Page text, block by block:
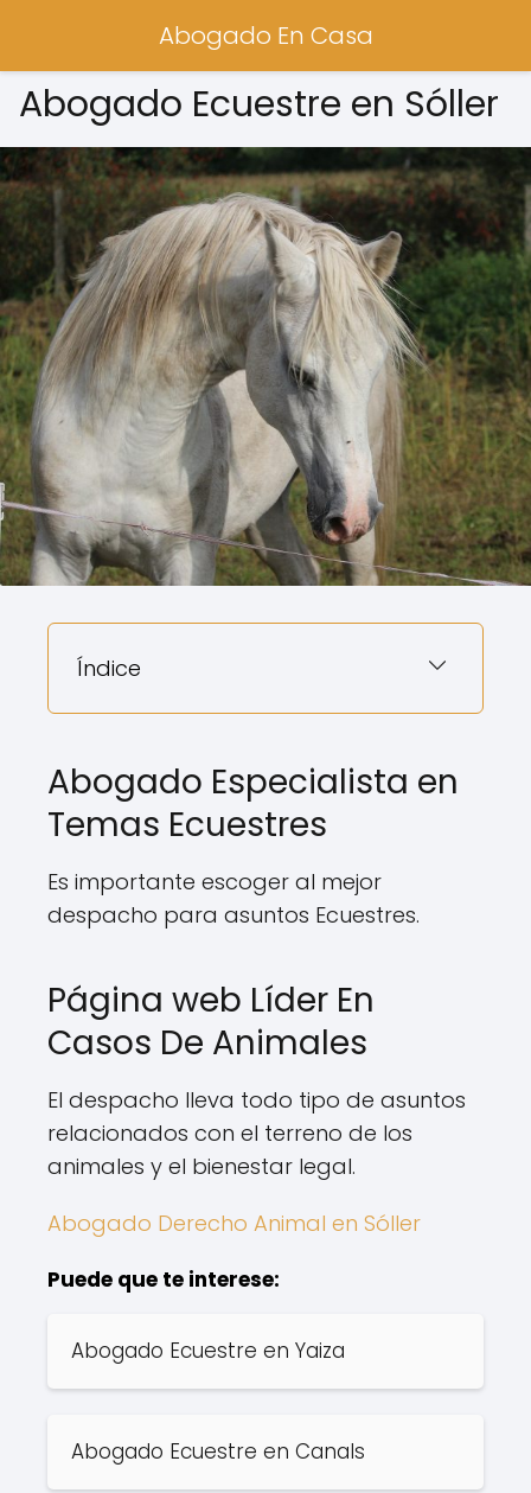
Abogado En Casa
Abogado Ecuestre en Sóller
Índice
Abogado Especialista en
Temas Ecuestres
Es importante escoger al mejor
despacho para asuntos Ecuestres.
Página web Líder En
Casos De Animales
El despacho lleva todo tipo de asuntos
relacionados con el terreno de los
animales y el bienestar legal.
Abogado Derecho Animal en Sóller
Puede que te interese:
Abogado Ecuestre en Yaiza
Abogado Ecuestre en Canals